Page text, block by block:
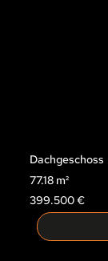
Dachgeschoss
77.18 m²
399.500 €